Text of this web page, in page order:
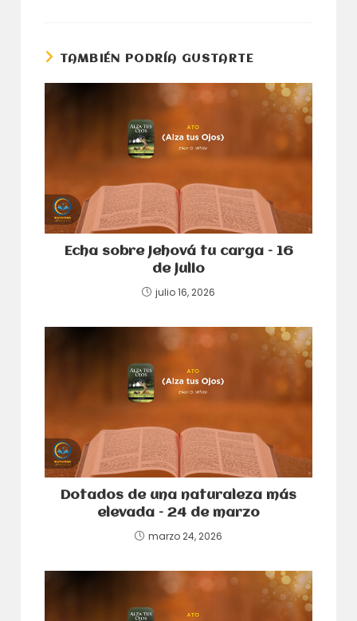
TAMBIÉN PODRÍA GUSTARTE
Echa sobre Jehová tu carga – 16
de julio
julio 16, 2026
Dotados de una naturaleza más
elevada – 24 de marzo
marzo 24, 2026